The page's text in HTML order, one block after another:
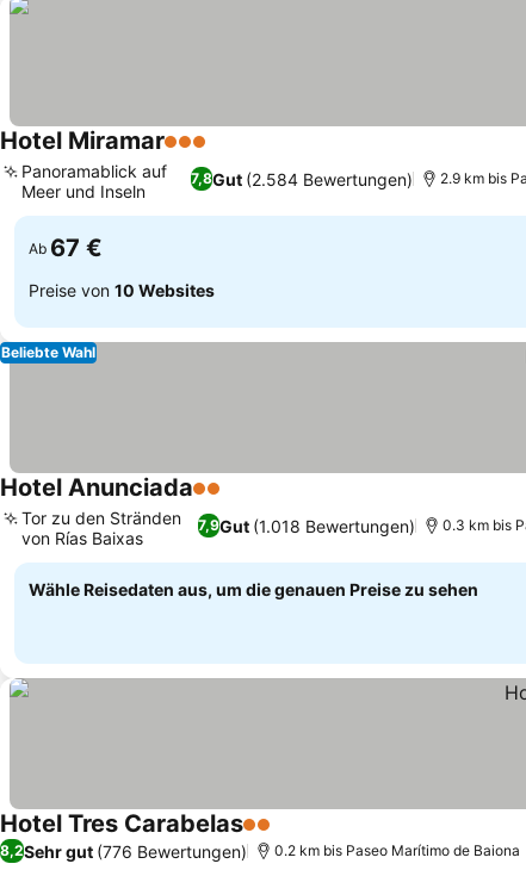
Hotel Miramar3 Sterne
7,8Gut (2.584 Bewertungen)
Panoramablick auf
Meer und Inseln
2.9 km bis
Ab 67 €
Preise von 10 Websites
Beliebte Wahl
Hotel Anunciada2 Sterne
7,9Gut (1.018 Bewertungen)
Tor zu den Stränden
von Rías Baixas
0.3 km bis
Wähle Reisedaten aus, um die genauen Preise zu sehen
Hotel Tres Carabelas2 Sterne
8,2Sehr gut (776 Bewertungen) 0.2 km bis Paseo Marítimo de Baiona